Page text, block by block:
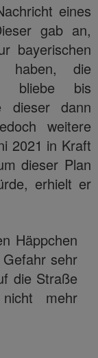
eines
gab an,
bayerischen
haben, die
bliebe bis
dieser dann
weitere
2021 in Kraft
dieser Plan
erhielt er
Häppchen
sehr
die Straße
mehr